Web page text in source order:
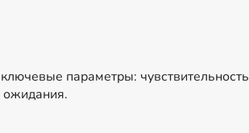
параметры: чувствительность
ожидания.